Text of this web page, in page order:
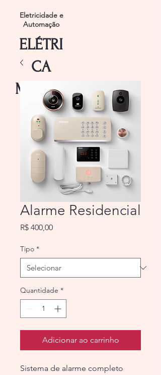
Eletricidade e
Automação
ELÉTRI
CA
MAXWE
L
Alarme Residencial
R$ 400,00Preço
Tipo *
Quantidade *
Adicionar ao carrinho
Sistema de alarme completo